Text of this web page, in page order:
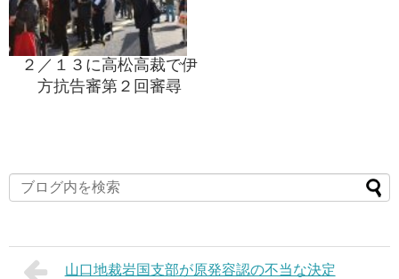
２／１３に高松高裁で伊
方抗告審第２回審尋
山口地裁岩国支部が原発容認の不当な決定